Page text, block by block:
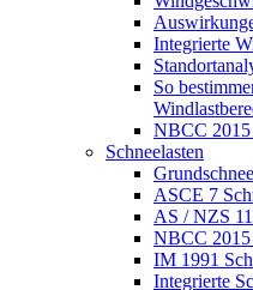
Integrierte
So
NBCC
Schneelasten
ASCE 7
AS / NZS
NBCC 2015
IM 1991
Integrierte